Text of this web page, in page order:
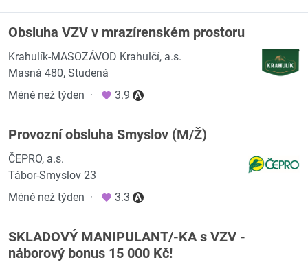
Obsluha VZV v mrazírenském prostoru
Krahulík-MASOZÁVOD Krahulčí, a.s.
Masná 480, Studená
Méně než týden · 3.9
Provozní obsluha Smyslov (M/Ž)
ČEPRO, a.s.
Tábor-Smyslov 23
Méně než týden · 3.3
SKLADOVÝ MANIPULANT/-KA s VZV -
náborový bonus 15 000 Kč!